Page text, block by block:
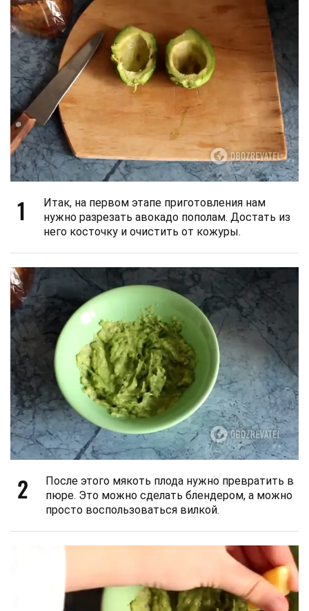
1
Итак, на первом этапе приготовления нам
нужно разрезать авокадо пополам. Достать из
него косточку и очистить от кожуры.
2
После этого мякоть плода нужно превратить в
пюре. Это можно сделать блендером, а можно
просто воспользоваться вилкой.